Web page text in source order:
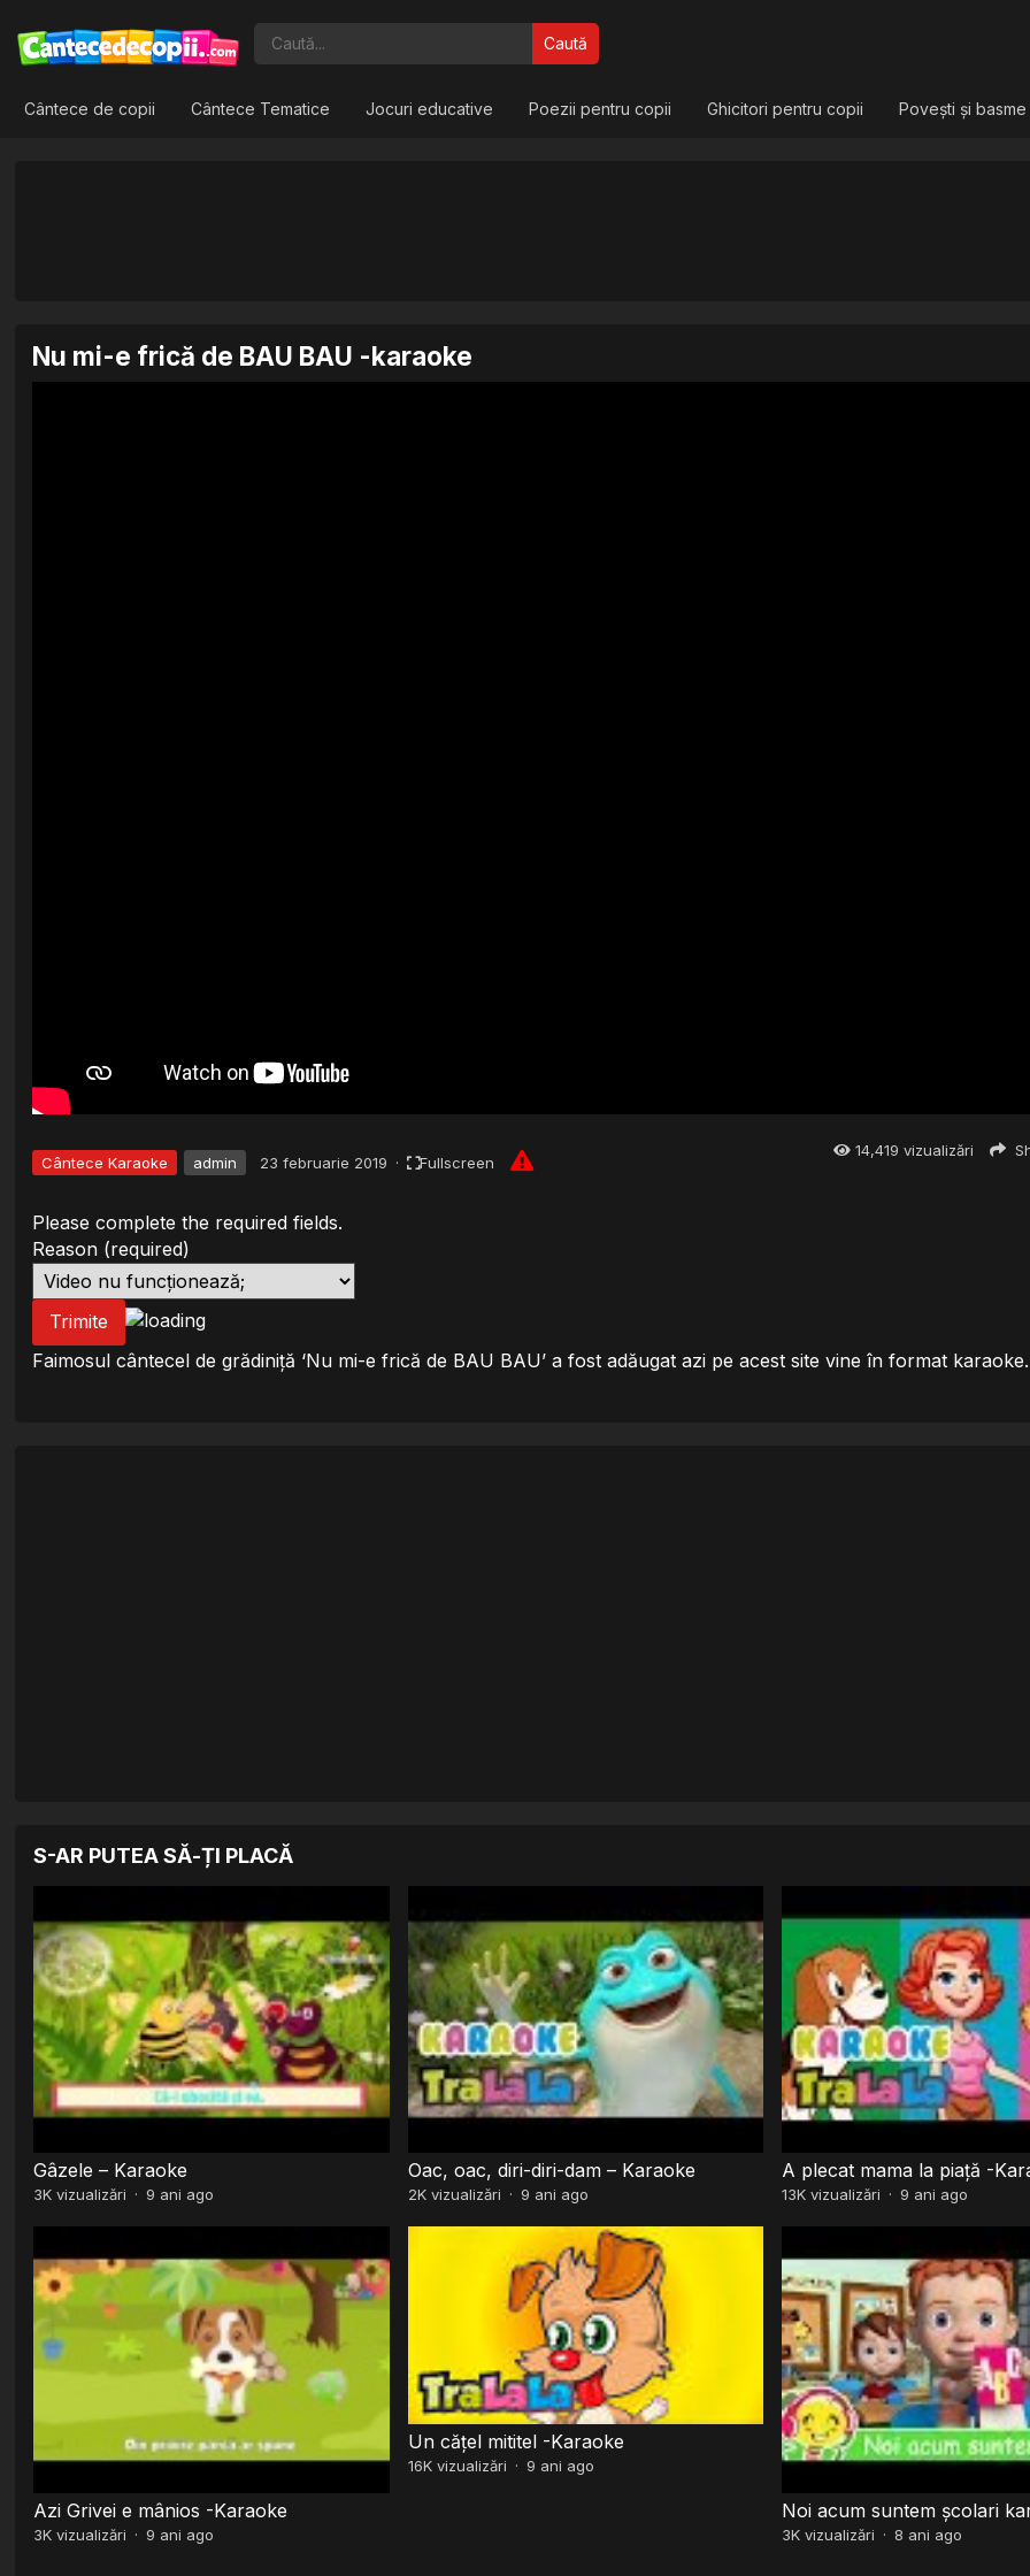
Caută
Cântece de copii Cântece Tematice Jocuri educative Poezii pentru copii Ghicitori pentru copii Povești și
Nu mi-e frică de BAU BAU -karaoke
Cântece Karaoke admin 23 februarie 2019 · Fullscreen
14,419 vizualizări
Please complete the required fields.
Reason (required)
Trimite
Faimosul cântecel de grădiniță ‘Nu mi-e frică de BAU BAU’ a fost adăugat azi pe acest site vine în format karaoke.
S-AR PUTEA SĂ-ȚI PLACĂ
Gâzele – Karaoke
3K vizualizări · 9 ani ago
Oac, oac, diri-diri-dam – Karaoke
2Kvizualizări · 9 ani ago
A plecat mama la piață -
13Kvizualizări · 9 ani ago
Azi Grivei e mânios -Karaoke
3K vizualizări · 9 ani ago
Un cățel mititel -Karaoke
16Kvizualizări · 9 ani ago
Noi acum suntem școlari
3Kvizualizări · 8 ani ago